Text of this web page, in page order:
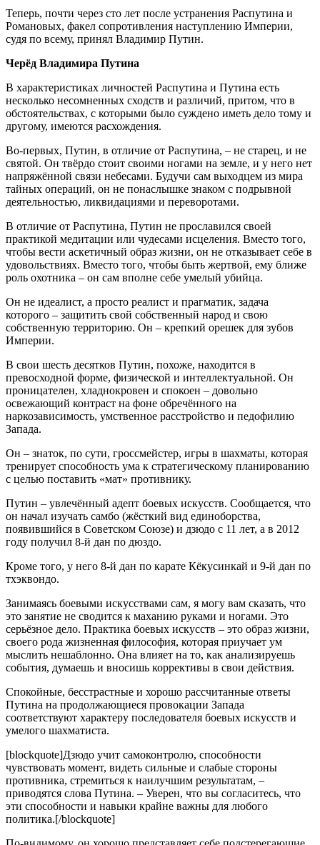
Теперь, почти через сто лет после устранения Распутина и
Романовых, факел сопротивления наступлению Империи,
судя по всему, принял Владимир Путин.
Черёд Владимира Путина
В характеристиках личностей Распутина и Путина есть
несколько несомненных сходств и различий, притом, что в
обстоятельствах, с которыми было суждено иметь дело тому и
другому, имеются расхождения.
Во-первых, Путин, в отличие от Распутина, – не старец, и не
святой. Он твёрдо стоит своими ногами на земле, и у него нет
напряжённой связи небесами. Будучи сам выходцем из мира
тайных операций, он не понаслышке знаком с подрывной
деятельностью, ликвидациями и переворотами.
В отличие от Распутина, Путин не прославился своей
практикой медитации или чудесами исцеления. Вместо того,
чтобы вести аскетичный образ жизни, он не отказывает себе в
удовольствиях. Вместо того, чтобы быть жертвой, ему ближе
роль охотника – он сам вполне себе умелый убийца.
Он не идеалист, а просто реалист и прагматик, задача
которого – защитить свой собственный народ и свою
собственную территорию. Он – крепкий орешек для зубов
Империи.
В свои шесть десятков Путин, похоже, находится в
превосходной форме, физической и интеллектуальной. Он
проницателен, хладнокровен и спокоен – довольно
освежающий контраст на фоне обречённого на
наркозависимость, умственное расстройство и педофилию
Запада.
Он – знаток, по сути, гроссмейстер, игры в шахматы, которая
тренирует способность ума к стратегическому планированию
с целью поставить «мат» противнику.
Путин – увлечённый адепт боевых искусств. Сообщается, что
он начал изучать самбо (жёсткий вид единоборства,
появившийся в Советском Союзе) и дзюдо с 11 лет, а в 2012
году получил 8-й дан по дюздо.
Кроме того, у него 8-й дан по карате Кёкусинкай и 9-й дан по
тхэквондо.
Занимаясь боевыми искусствами сам, я могу вам сказать, что
это занятие не сводится к маханию руками и ногами. Это
серьёзное дело. Практика боевых искусств – это образ жизни,
своего рода жизненная философия, которая приучает ум
мыслить нешаблонно. Она влияет на то, как анализируешь
события, думаешь и вносишь коррективы в свои действия.
Спокойные, бесстрастные и хорошо рассчитанные ответы
Путина на продолжающиеся провокации Запада
соответствуют характеру последователя боевых искусств и
умелого шахматиста.
[blockquote]Дзюдо учит самоконтролю, способности
чувствовать момент, видеть сильные и слабые стороны
противника, стремиться к наилучшим результатам, –
приводятся слова Путина. – Уверен, что вы согласитесь, что
эти способности и навыки крайне важны для любого
политика.[/blockquote]